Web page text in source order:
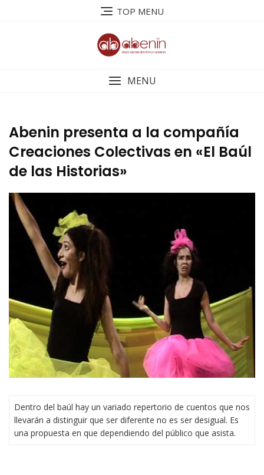
TOP MENU
MENU
Abenin presenta a la compañía
Creaciones Colectivas en «El Baúl
de las Historias»
Dentro del baúl hay un variado repertorio de cuentos que nos
llevarán a distinguir que ser diferente no es ser desigual. Es
una propuesta en que dependiendo del público que asista.